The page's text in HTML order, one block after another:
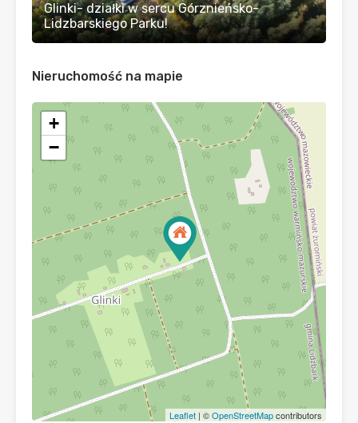
Glinki- działki w sercu Górznieńsko-
Lidzbarskiego Parku!
Nieruchomość na mapie
+
−
Leaflet | ©OpenStreetMapcontributors